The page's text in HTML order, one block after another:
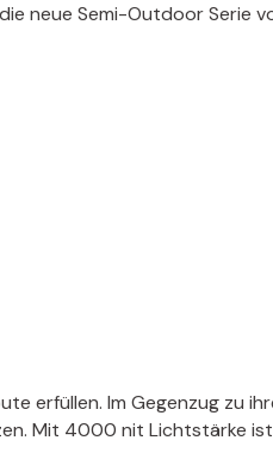
neue Semi-Outdoor Serie
erfüllen. Im Gegenzug zu
Mit 4000 nit Lichtstärke